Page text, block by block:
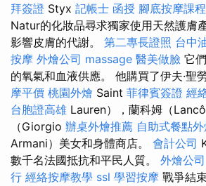
拜簽證 Styx 記帳士 函授 腳底按摩課程
Natur的化妝品尋求獨家使用天然護膚
影響皮膚的代謝。 第二專長證照 台中
按摩 外燴公司 massage 醫美做臉 它
的氧氣和血液供應。 他購買了伊夫·聖
摩平價 桃園外燴 Saint 菲律賓簽證 經
台胞證高雄 Lauren），蘭科姆（
（Giorgio 辦桌外燴推薦 自助式餐點外
Armani）美女和身體商店。 會計公司
數千名法國抵抗和平民人質。 外燴公司
行 經絡按摩教學 ssl 學習按摩 戰爭結